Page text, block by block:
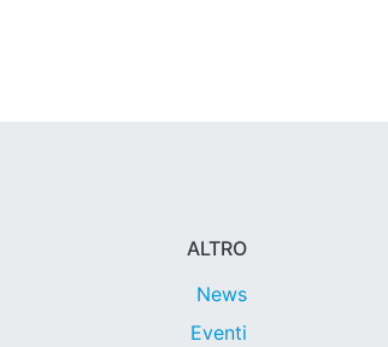
ALTRO
News
Eventi